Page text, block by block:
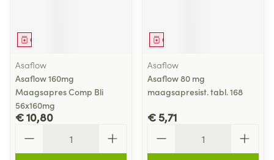
Geneesmiddel
Asaflow
Asaflow 160mg
Maagsapres Comp Bli
56x160mg
€ 10,80
Geneesmiddel
Asaflow
Asaflow 80 mg
maagsapresist. tabl. 168
€ 5,71